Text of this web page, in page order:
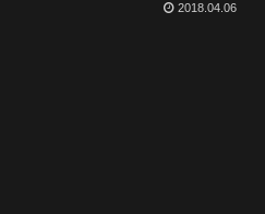
2018.04.06